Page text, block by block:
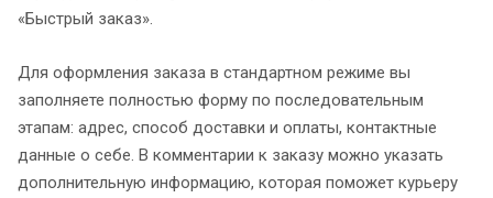
«Быстрый заказ».
Для оформления заказа в стандартном режиме вы
заполняете полностью форму по последовательным
этапам: адрес, способ доставки и оплаты, контактные
данные о себе. В комментарии к заказу можно указать
дополнительную информацию, которая поможет курьеру